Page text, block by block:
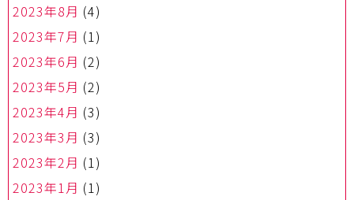
2023年8月 (4)
2023年7月 (1)
2023年6月 (2)
2023年5月 (2)
2023年4月 (3)
2023年3月 (3)
2023年2月 (1)
2023年1月 (1)